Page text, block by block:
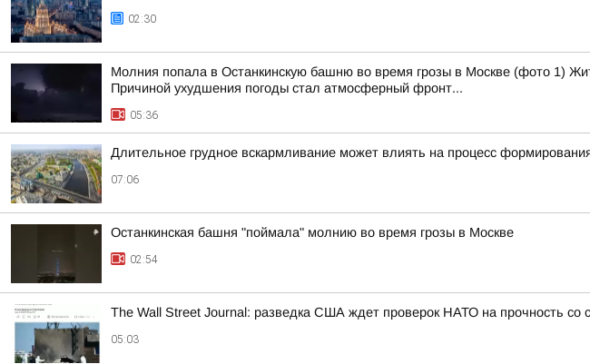
02:30
Молния попала в Останкинскую башню во время грозы в Москве (фото 1)
Причиной ухудшения погоды стал атмосферный фронт...
05:36
Длительное грудное вскармливание может влиять на процесс
07:06
Останкинская башня "поймала" молнию во время грозы в Москве
02:54
The Wall Street Journal: разведка США ждет проверок НАТО на прочность со
05:03